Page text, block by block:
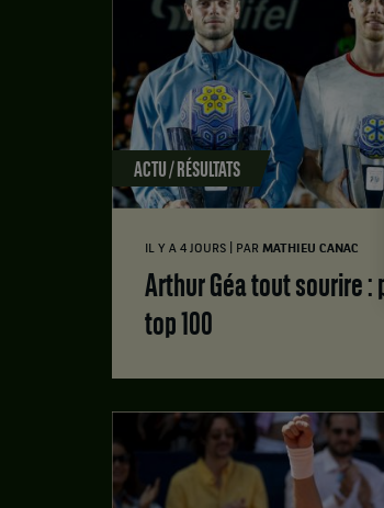
ACTU / RÉSULTATS
IL Y A 4 JOURS PAR MATHIEU CANAC
Arthur Géa tout sourire : premier titre et entrée dans le
top 100